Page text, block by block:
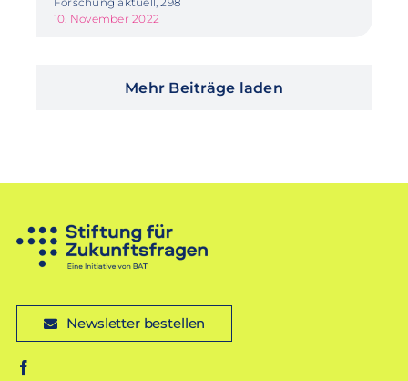
10. November 2022
Mehr Beiträge laden
Newsletter bestellen